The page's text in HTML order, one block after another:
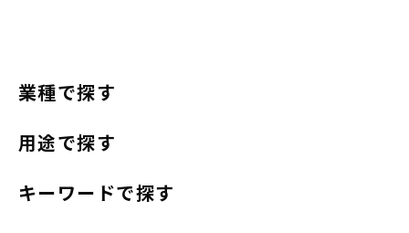
業種で探す
用途で探す
キーワードで探す